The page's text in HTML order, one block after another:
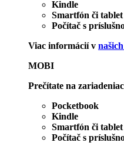
Kindle
Smartfón či
Počítač s
Viac informácií v
MOBI
Prečítate na
Pocketbook
Kindle
Smartfón či
Počítač s